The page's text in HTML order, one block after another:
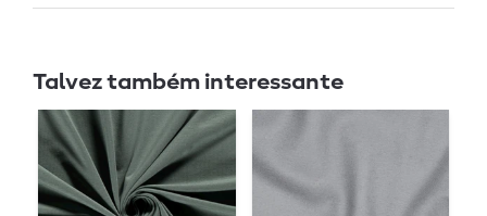
Talvez também interessante